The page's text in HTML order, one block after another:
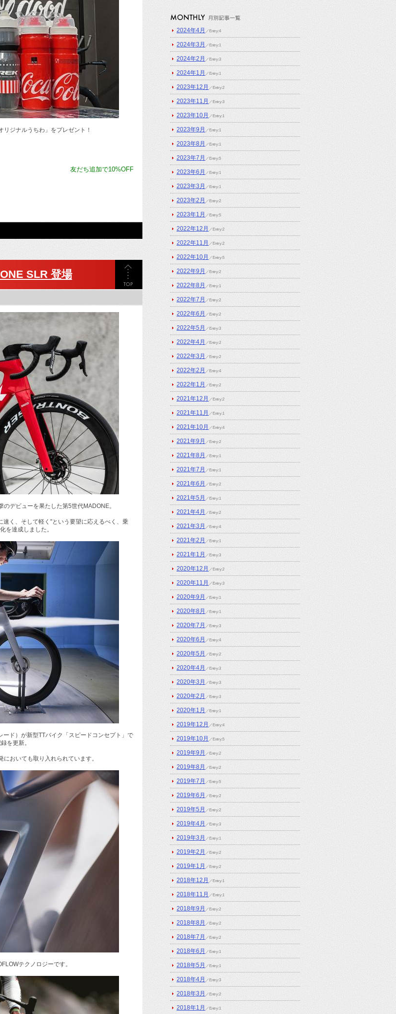
ジナルうちわ」をプレゼント！
友だち追加で10%OFFクーポンが当たるかも！
SLR 登場
デビューを果たした第5世代MADONE。
く、そして軽く"という要望に応えるべく、乗
を達成しました。
ド）が新型TTバイク「スピードコンセプト」で
を更新。
おいても取り入れられています。
テクノロジーです。
2024年4月 ／Entry:4
2024年3月 ／Entry:1
2024年2月 ／Entry:3
2024年1月 ／Entry:1
2023年12月 ／Entry:2
2023年11月 ／Entry:3
2023年10月 ／Entry:1
2023年9月 ／Entry:1
2023年8月 ／Entry:1
2023年7月 ／Entry:5
2023年6月 ／Entry:1
2023年3月 ／Entry:1
2023年2月 ／Entry:2
2023年1月 ／Entry:5
2022年12月 ／Entry:2
2022年11月 ／Entry:2
2022年10月 ／Entry:5
2022年9月 ／Entry:2
2022年8月 ／Entry:1
2022年7月 ／Entry:2
2022年6月 ／Entry:2
2022年5月 ／Entry:3
2022年4月 ／Entry:2
2022年3月 ／Entry:2
2022年2月 ／Entry:4
2022年1月 ／Entry:2
2021年12月 ／Entry:2
2021年11月 ／Entry:1
2021年10月 ／Entry:4
2021年9月 ／Entry:2
2021年8月 ／Entry:1
2021年7月 ／Entry:1
2021年6月 ／Entry:2
2021年5月 ／Entry:1
2021年4月 ／Entry:2
2021年3月 ／Entry:4
2021年2月 ／Entry:1
2021年1月 ／Entry:3
2020年12月 ／Entry:2
2020年11月 ／Entry:3
2020年9月 ／Entry:1
2020年8月 ／Entry:1
2020年7月 ／Entry:3
2020年6月 ／Entry:4
2020年5月 ／Entry:2
2020年4月 ／Entry:3
2020年3月 ／Entry:3
2020年2月 ／Entry:3
2020年1月 ／Entry:1
2019年12月 ／Entry:4
2019年10月 ／Entry:5
2019年9月 ／Entry:2
2019年8月 ／Entry:2
2019年7月 ／Entry:5
2019年6月 ／Entry:2
2019年5月 ／Entry:2
2019年4月 ／Entry:3
2019年3月 ／Entry:1
2019年2月 ／Entry:2
2019年1月 ／Entry:2
2018年12月 ／Entry:1
2018年11月 ／Entry:1
2018年9月 ／Entry:2
2018年8月 ／Entry:2
2018年7月 ／Entry:2
2018年6月 ／Entry:1
2018年5月 ／Entry:1
2018年4月 ／Entry:3
2018年3月 ／Entry:2
2018年1月 ／Entry:1